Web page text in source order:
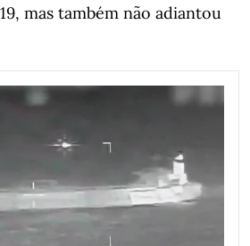
mas também não adiantou